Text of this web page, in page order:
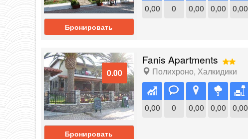
Бронировать
0,00 0 0,00 0,00 0,00
0.00
Бронировать
Fanis Apartments
Полихроно, Халкидики
0,00 0 0,00 0,00 0,00